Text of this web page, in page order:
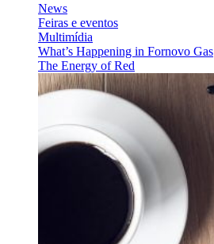
News
Feiras e eventos
Multimídia
What’s Happening in Fornovo Gas
The Energy of Red